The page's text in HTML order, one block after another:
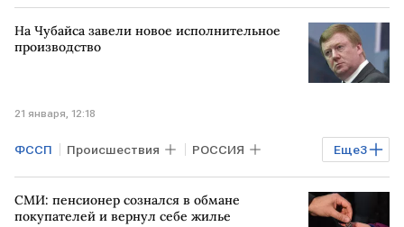
Финансы
На Чубайса завели новое исполнительное
производство
21 января, 12:18
Еще3
ФССП Происшествия РОССИЯ
МОСКВА Анатолий Чубайс
Роснано
СМИ: пенсионер сознался в обмане
покупателей и вернул себе жилье